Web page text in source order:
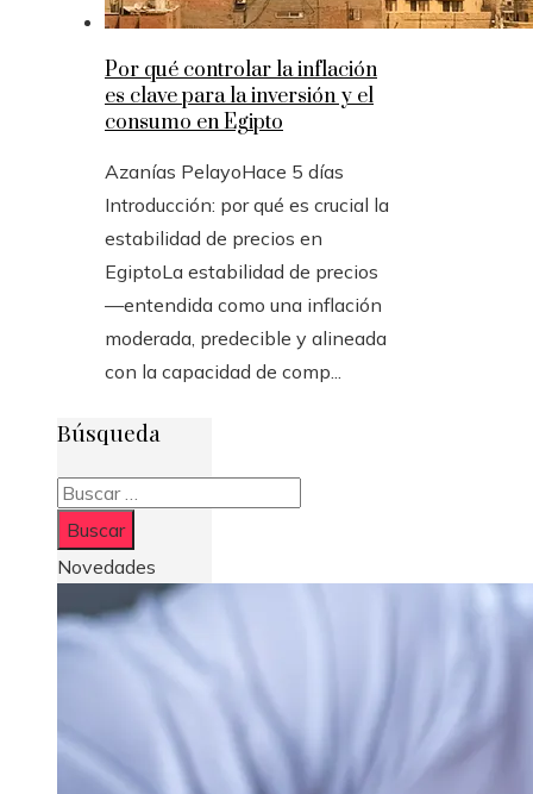
Por qué controlar la inflación
es clave para la inversión y el
consumo en Egipto
Azanías PelayoHace 5 días
Introducción: por qué es crucial la
estabilidad de precios en
EgiptoLa estabilidad de precios
—entendida como una inflación
moderada, predecible y alineada
con la capacidad de comp...
Búsqueda
Buscar:
Novedades